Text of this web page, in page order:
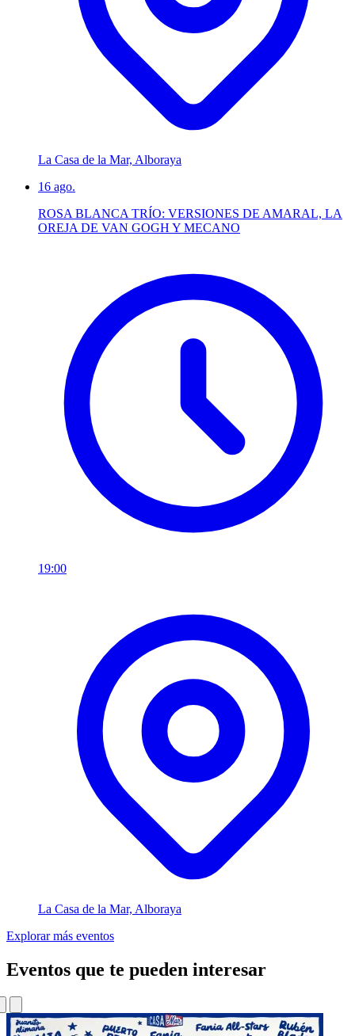
La Casa de la Mar, Alboraya
16 ago.
ROSA BLANCA TRÍO: VERSIONES DE AMARAL, LA
OREJA DE VAN GOGH Y MECANO
19:00
La Casa de la Mar, Alboraya
Explorar más eventos
Eventos que te pueden interesar